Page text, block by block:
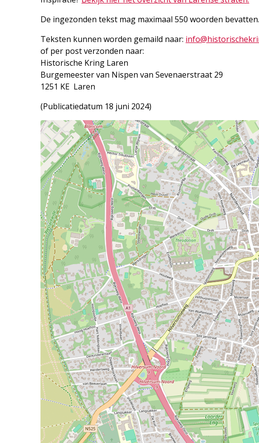
De ingezonden tekst mag maximaal 550 woorden
Teksten kunnen worden gemaild naar:
of per post verzonden naar:
Historische Kring Laren
Burgemeester van Nispen van Sevenaerstraat 29
1251 KE Laren
(Publicatiedatum 18 juni 2024)